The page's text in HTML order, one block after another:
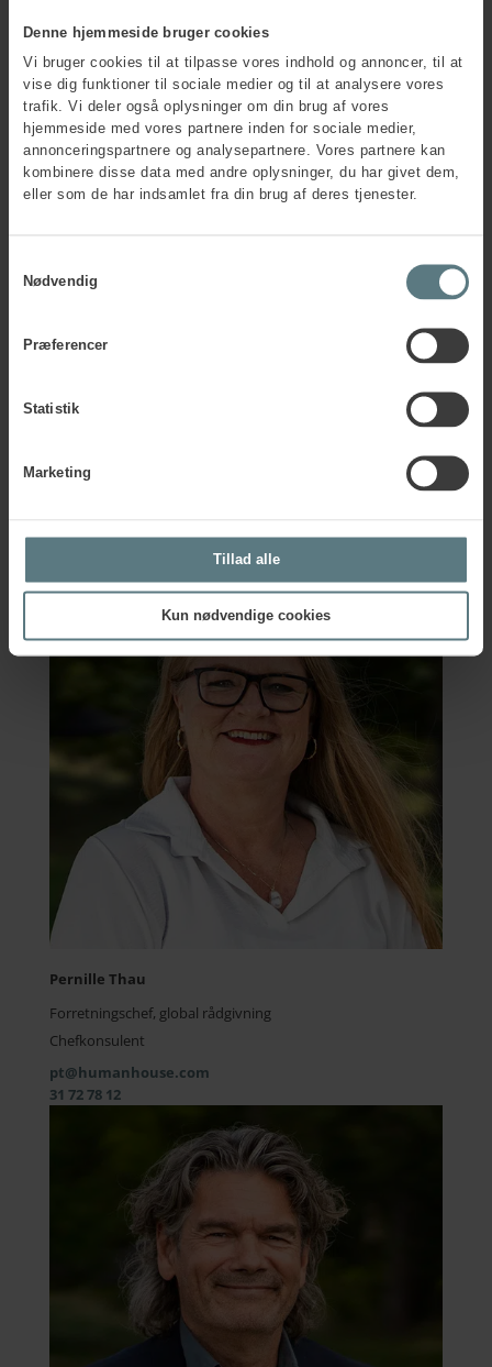
Denne hjemmeside bruger cookies
Vi bruger cookies til at tilpasse vores indhold og annoncer, til at
vise dig funktioner til sociale medier og til at analysere vores
trafik. Vi deler også oplysninger om din brug af vores
hjemmeside med vores partnere inden for sociale medier,
annonceringspartnere og analysepartnere. Vores partnere kan
kombinere disse data med andre oplysninger, du har givet dem,
eller som de har indsamlet fra din brug af deres tjenester.
Nødvendig
Præferencer
Statistik
Marketing
Tillad alle
Kun nødvendige cookies
på alle niveauer
Det tager tid at opbygge en stærk forebyggelseskultur. Som
officiel Vision Zero-partnerorganisation tilbyder vi hos
Human House strategisk rådgivning til, hvordan I
indarbejder Vision Zero-tankegangen i jeres virksomhed på
en måde, som samtidig er med til at støtte og udvikle jeres
dagligdag og jeres overordnede forretningsstrategi.
Har du spørgsmål?
Pernille Thau
Forretningschef, global rådgivning
Chefkonsulent
pt@humanhouse.com
31 72 78 12
medarbejdere? Kontakt os og hør mere.